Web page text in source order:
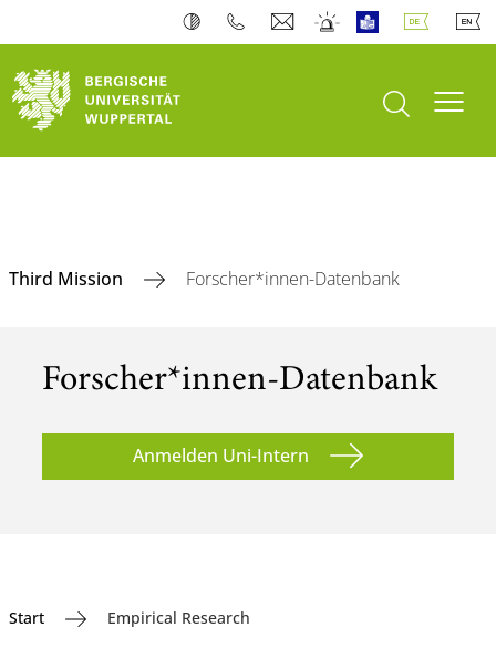
Suche öffnen
Third Mission Forscher*innen-Datenbank
Forscher*innen-Datenbank
Anmelden Uni-Intern
Start Empirical Research